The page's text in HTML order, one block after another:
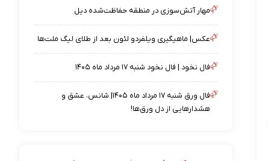
مهار آتش‌سوزی در منطقه حفاظت‌شده دیل
عکس| ماهیگیری ویلفردو لئون بعد از طلای لیگ ملت‌ها
فال نخود | فال نخود شنبه ۱۷ مرداد ماه ۱۴۰۵
فال ورق شنبه ۱۷ مرداد ماه ۱۴۰۵| شانس، عشق و
هشدارهایی از دل ورق‌ها!